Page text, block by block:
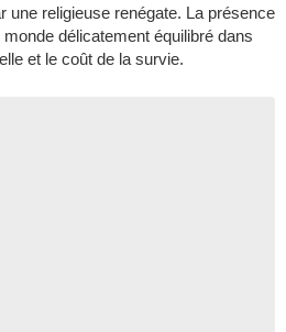
une religieuse renégate. La présence
délicatement équilibré dans
et le coût de la survie.